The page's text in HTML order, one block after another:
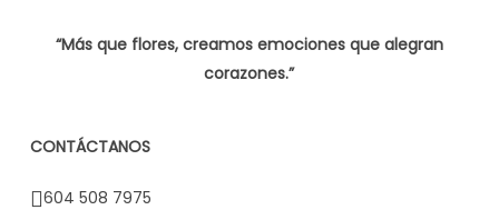
“Más que flores, creamos emociones que alegran
corazones.”
CONTÁCTANOS
604 508 7975